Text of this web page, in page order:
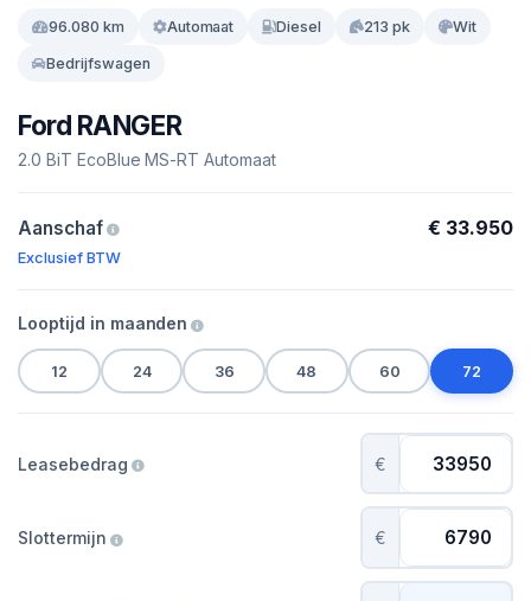
96.080 km Automaat Diesel 213 pk Wit
Bedrijfswagen
Ford RANGER
2.0 BiT EcoBlue MS-RT Automaat
Aanschaf € 33.950
Exclusief BTW
Looptijd in maanden
12 24 36 48 60 72
Leasebedrag €
Slottermijn €